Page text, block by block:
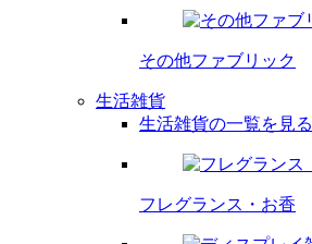
その他ファブリック
生活雑貨
生活雑貨の一覧を見る
フレグランス・ お香